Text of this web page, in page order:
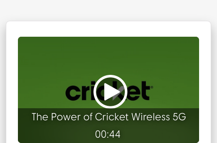
The Power of Cricket Wireless 5G
00:44